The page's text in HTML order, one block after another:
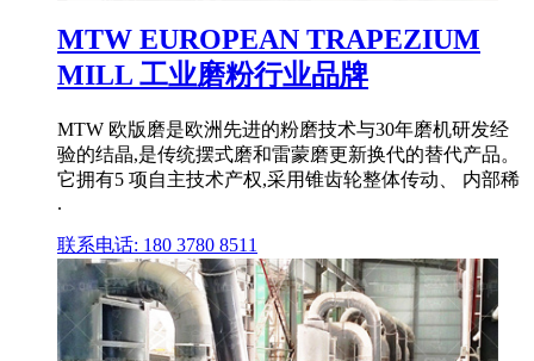
MTW EUROPEAN TRAPEZIUM
MILL 工业磨粉行业品牌
MTW 欧版磨是欧洲先进的粉磨技术与30年磨机研发经
验的结晶,是传统摆式磨和雷蒙磨更新换代的替代产品。
它拥有5 项自主技术产权,采用锥齿轮整体传动、 内部稀
.
联系电话: 180 3780 8511